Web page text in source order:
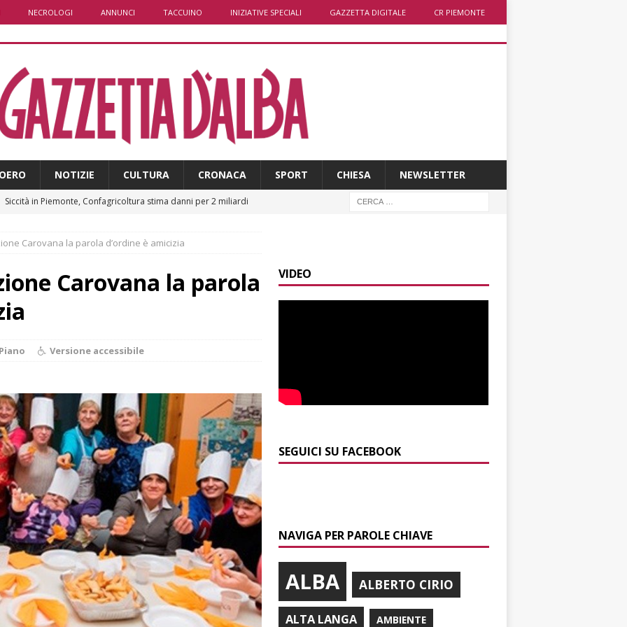
NECROLOGI ANNUNCI TACCUINO INIZIATIVE SPECIALI GAZZETTA DIGITALE CR PIEMONTE
NOTIZIE CULTURA CRONACA SPORT CHIESA NEWSLETTER
Siccità in Piemonte, Confagricoltura stima danni per 2 miliardi
Sanità Piemonte, Gribaudo: «I cittadini pagano l’inefficienza»
Serie D, il Bra nel Girone A: definito il cammino dei giallorossi
Piemonte punta sull’automotive con le Aree di Accelerazione
Emergenza incendi Piemonte: Azione propone due soluzioni a
Regione
ALBA
È morto Francesco Guccini, aveva 86 anni. Il ricordo
ALBA
Clavesana, indagine su amministratori, professionisti e
falso, peculato e detenzione illecita di armi
CRONACA
Nidi comunali: coinvolti 77 Comuni piemontesi, dalla Regione
per ampliare gli orari dei servizi a parità di tariffa
Carovana la parola d’ordine è amicizia
Carovana la parola
Versione accessibile
VIDEO
SEGUICI SU FACEBOOK
NAVIGA PER PAROLE CHIAVE
ALBA ALBERTO CIRIO
ALTA LANGA AMBIENTE